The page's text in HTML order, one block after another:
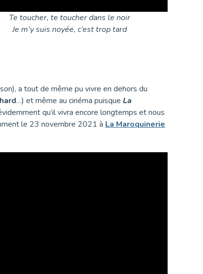
Te toucher, te toucher dans le noir
Je m’y suis noyée, c’est trop tard
a tout de même pu vivre en dehors du
…) et même au cinéma puisque La
qu’il vivra encore longtemps et nous
le 23 novembre 2021 à La Maroquinerie